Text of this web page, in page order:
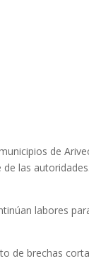
de
las autoridades.
labores
de brechas